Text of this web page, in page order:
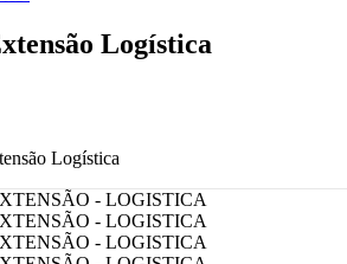
Logística
Logística